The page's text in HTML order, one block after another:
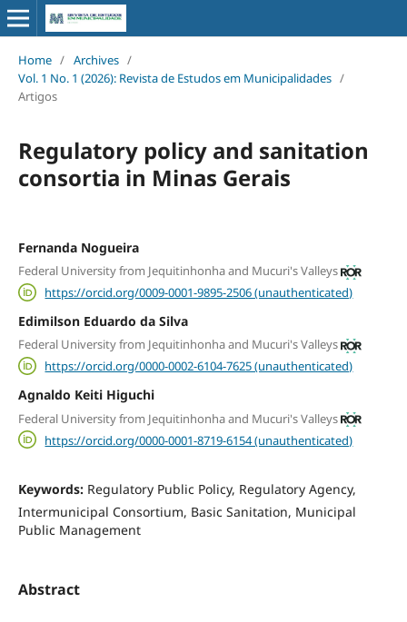
Home / Archives /
Vol. 1 No. 1 (2026): Revista de Estudos em Municipalidades /
Artigos
Regulatory policy and sanitation
consortia in Minas Gerais
Fernanda Nogueira
Federal University from Jequitinhonha and Mucuri's Valleys
https://orcid.org/0009-0001-9895-2506 (unauthenticated)
Edimilson Eduardo da Silva
Federal University from Jequitinhonha and Mucuri's Valleys
https://orcid.org/0000-0002-6104-7625 (unauthenticated)
Agnaldo Keiti Higuchi
Federal University from Jequitinhonha and Mucuri's Valleys
https://orcid.org/0000-0001-8719-6154 (unauthenticated)
Keywords: Regulatory Public Policy, Regulatory Agency,
Intermunicipal Consortium, Basic Sanitation, Municipal
Public Management
Abstract